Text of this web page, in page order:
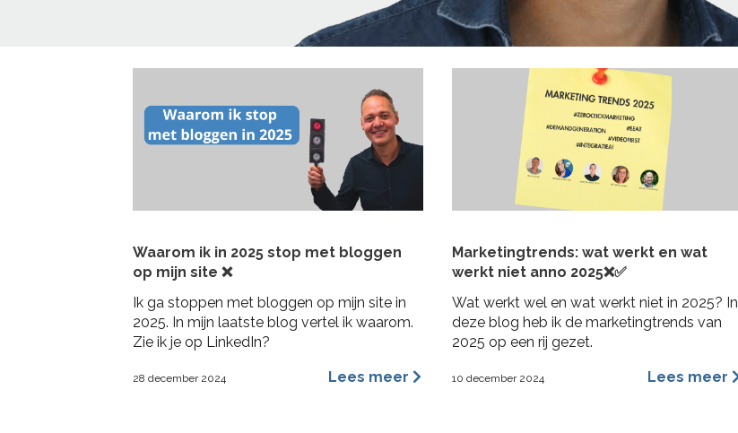
Waarom ik in 2025 stop met bloggen
op mijn site ❌
Ik ga stoppen met bloggen op mijn site in
2025. In mijn laatste blog vertel ik waarom.
Zie ik je op LinkedIn?
28 december 2024 Lees meer
Marketingtrends: wat werkt en wat
werkt niet anno 2025❌✅
Wat werkt wel en wat werkt niet in 2025? In
deze blog heb ik de marketingtrends van
2025 op een rij gezet.
10 december 2024 Lees meer